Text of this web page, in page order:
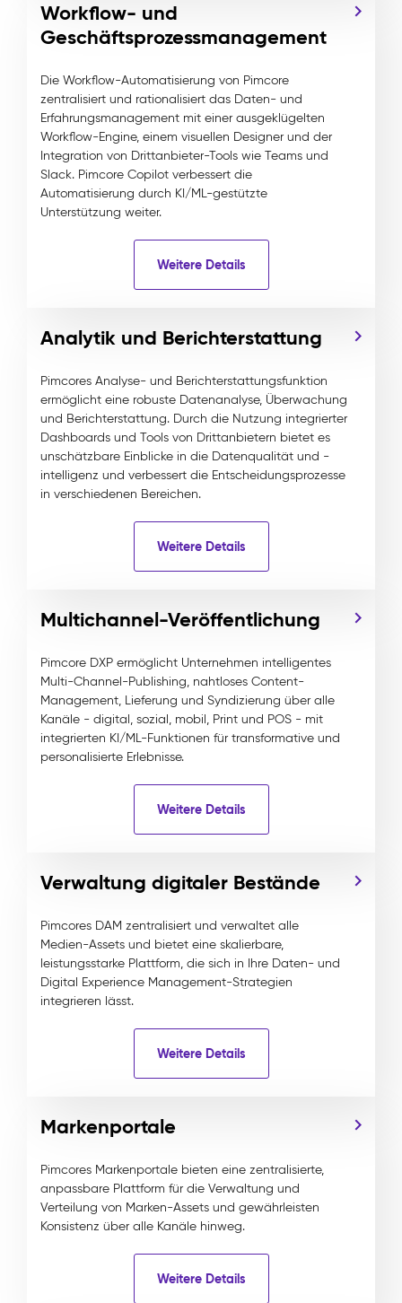
Workflow- und
Geschäftsprozessmanagement
Die Workflow-Automatisierung von Pimcore
zentralisiert und rationalisiert das Daten- und
Erfahrungsmanagement mit einer ausgeklügelten
Workflow-Engine, einem visuellen Designer und der
Integration von Drittanbieter-Tools wie Teams und
Slack. Pimcore Copilot verbessert die
Automatisierung durch KI/ML-gestützte
Unterstützung weiter.
Weitere Details
Analytik und Berichterstattung
Pimcores Analyse- und Berichterstattungsfunktion
ermöglicht eine robuste Datenanalyse, Überwachung
und Berichterstattung. Durch die Nutzung integrierter
Dashboards und Tools von Drittanbietern bietet es
unschätzbare Einblicke in die Datenqualität und -
intelligenz und verbessert die Entscheidungsprozesse
in verschiedenen Bereichen.
Weitere Details
Multichannel-Veröffentlichung
Pimcore DXP ermöglicht Unternehmen intelligentes
Multi-Channel-Publishing, nahtloses Content-
Management, Lieferung und Syndizierung über alle
Kanäle - digital, sozial, mobil, Print und POS - mit
integrierten KI/ML-Funktionen für transformative und
personalisierte Erlebnisse.
Weitere Details
Verwaltung digitaler Bestände
Pimcores DAM zentralisiert und verwaltet alle
Medien-Assets und bietet eine skalierbare,
leistungsstarke Plattform, die sich in Ihre Daten- und
Digital Experience Management-Strategien
integrieren lässt.
Weitere Details
Markenportale
Pimcores Markenportale bieten eine zentralisierte,
anpassbare Plattform für die Verwaltung und
Verteilung von Marken-Assets und gewährleisten
Konsistenz über alle Kanäle hinweg.
Weitere Details